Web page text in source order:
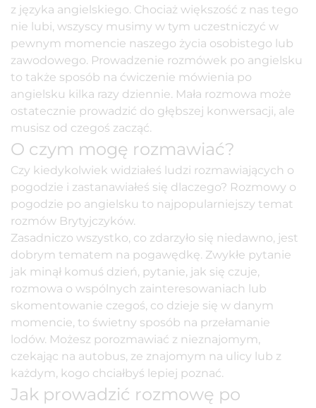
z języka angielskiego. Chociaż większość z nas tego
nie lubi, wszyscy musimy w tym uczestniczyć w
pewnym momencie naszego życia osobistego lub
zawodowego. Prowadzenie rozmówek po angielsku
to także sposób na ćwiczenie mówienia po
angielsku kilka razy dziennie. Mała rozmowa może
ostatecznie prowadzić do głębszej konwersacji, ale
musisz od czegoś zacząć.
O czym mogę rozmawiać?
Czy kiedykolwiek widziałeś ludzi rozmawiających o
pogodzie i zastanawiałeś się dlaczego? Rozmowy o
pogodzie po angielsku to najpopularniejszy temat
rozmów Brytyjczyków.
Zasadniczo wszystko, co zdarzyło się niedawno, jest
dobrym tematem na pogawędkę. Zwykłe pytanie
jak minął komuś dzień, pytanie, jak się czuje,
rozmowa o wspólnych zainteresowaniach lub
skomentowanie czegoś, co dzieje się w danym
momencie, to świetny sposób na przełamanie
lodów. Możesz porozmawiać z nieznajomym,
czekając na autobus, ze znajomym na ulicy lub z
każdym, kogo chciałbyś lepiej poznać.
Jak prowadzić rozmowę po